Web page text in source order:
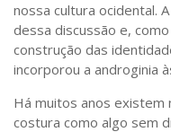
Gênero
Alfabetização
Transtorno do
Contato
nossa cultura ocidental.
dessa discussão e,
construção das
incorporou a androginia
Há muitos anos existem
costura como algo sem